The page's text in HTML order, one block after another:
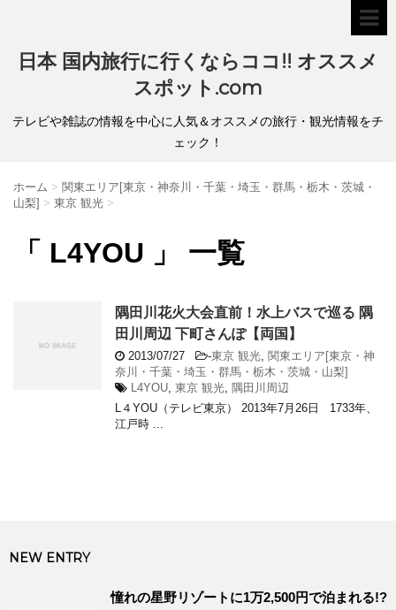
日本 国内旅行に行くならココ!! オススメ
スポット.com
テレビや雑誌の情報を中心に人気＆オススメの旅行・観光情報をチ
ェック！
ホーム > 関東エリア[東京・神奈川・千葉・埼玉・群馬・栃木・茨城・
山梨] > 東京 観光 >
「 L4YOU 」 一覧
隅田川花火大会直前！水上バスで巡る 隅
田川周辺 下町さんぽ【両国】
2013/07/27 -東京 観光 関東エリア[東京・神
奈川・千葉・埼玉・群馬・栃木・茨城・山梨]
L4YOU 東京 観光 隅田川周辺
L４YOU（テレビ東京） 2013年7月26日 1733年、
江戸時 ...
NEW ENTRY
憧れの星野リゾートに1万2,500円で泊まれる!?